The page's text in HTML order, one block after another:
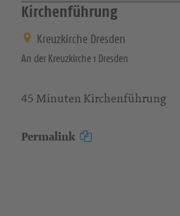
Kirchenführung
Kreuzkirche Dresden
An der Kreuzkirche 1 Dresden
45 Minuten Kirchenführung
Permalink